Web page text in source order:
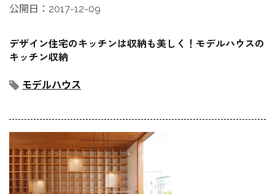
公開日：2017-12-09
デザイン住宅のキッチンは収納も美しく！モデルハウスの
キッチン収納
モデルハウス